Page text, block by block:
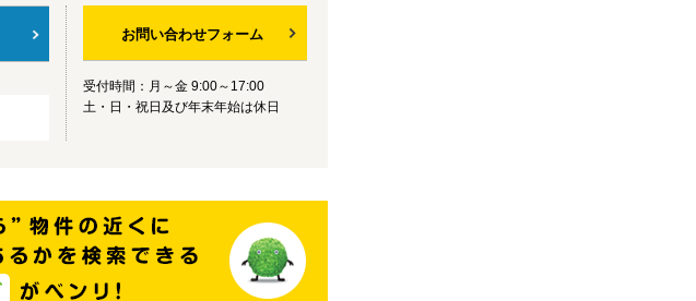
お問い合わせフォーム
受付時間：月～金 9:00～17:00
土・日・祝日及び年末年始は休日